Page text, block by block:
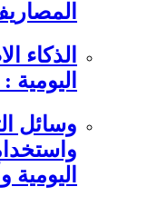
وسائل